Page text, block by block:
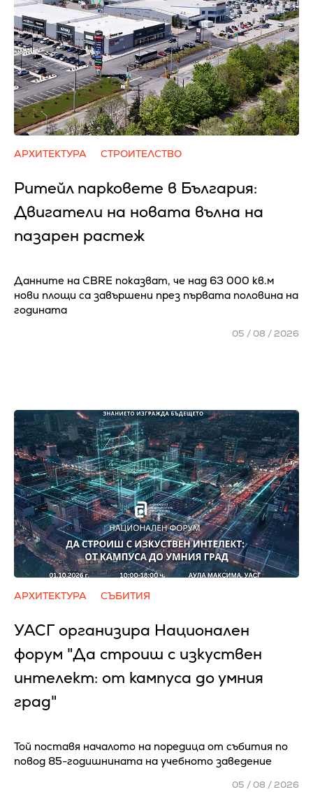
АРХИТЕКТУРА СТРОИТЕЛСТВО
Ритейл парковете в България:
Двигатели на новата вълна на
пазарен растеж
Данните на CBRE показват, че над 63 000 кв.м
нови площи са завършени през първата половина на
годината
05 / 08 / 2026
АРХИТЕКТУРА СЪБИТИЯ
УАСГ организира Национален
форум "Да строиш с изкуствен
интелект: от кампуса до умния
град"
Той поставя началото на поредица от събития по
повод 85-годишнината на учебното заведение
05 / 08 / 2026